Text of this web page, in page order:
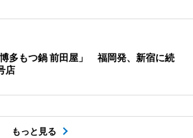
多もつ鍋 前田屋」 福岡発、新宿に続
店
もっと見る